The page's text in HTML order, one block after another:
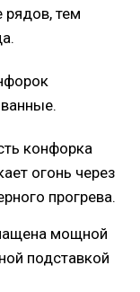
тем
конфорка
огонь через
прогрева.
мощной
подставкой